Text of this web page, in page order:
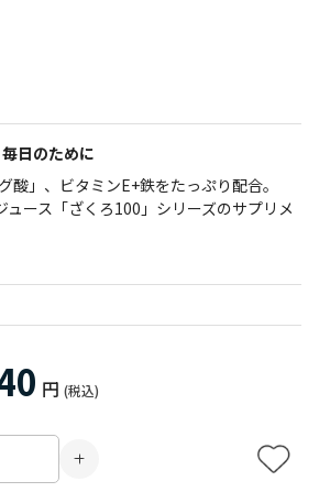
日のために
酸」、ビタミンE+鉄をたっぷり配合。
ース「ざくろ100」シリーズのサプリメ
円 (税込)